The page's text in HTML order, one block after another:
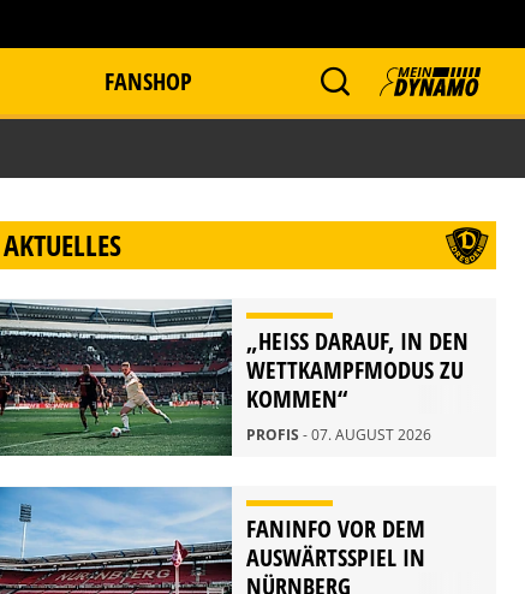
FANSHOP
AKTUELLES
„HEISS DARAUF, IN DEN W
ETTKAMPFMODUS ZU K
OMMEN“
PROFIS - 07. AUGUST 2026
FANINFO VOR DEM
AUSWÄRTSSPIEL IN
NÜRNBERG